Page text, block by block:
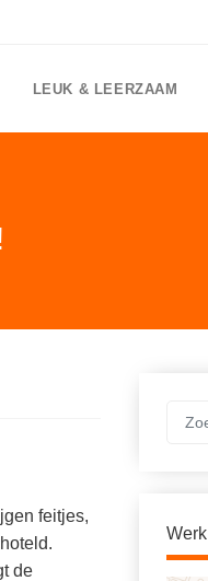
LEUK & LEERZAAM
feitjes,
de
Werk